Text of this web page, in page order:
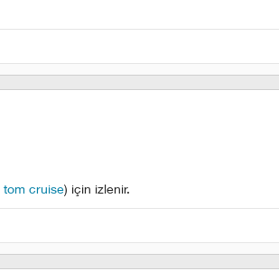
tom cruise) için izlenir.